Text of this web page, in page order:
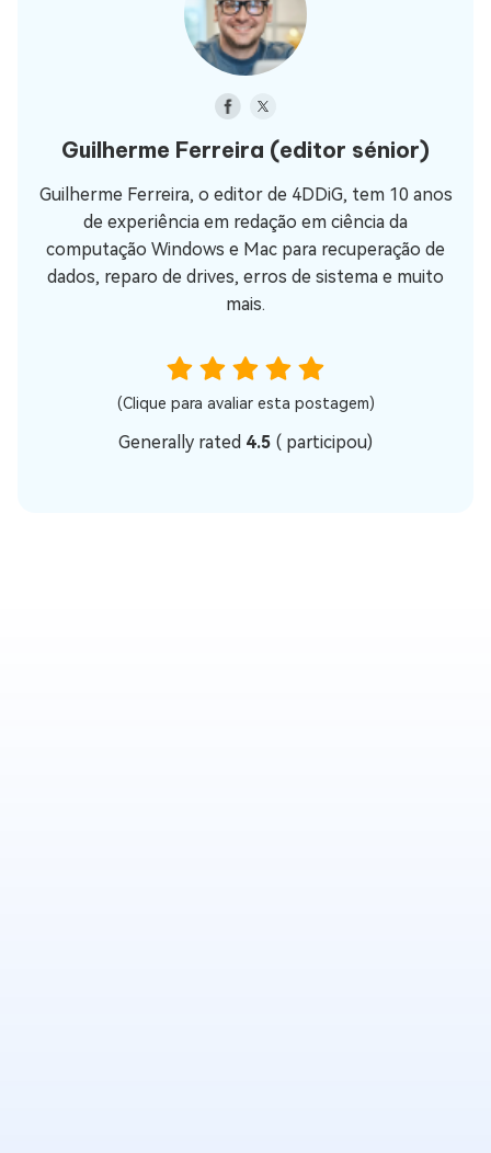
Guilherme Ferreira (editor sénior)
Guilherme Ferreira, o editor de 4DDiG, tem 10 anos
de experiência em redação em ciência da
computação Windows e Mac para recuperação de
dados, reparo de drives, erros de sistema e muito
mais.
(Clique para avaliar esta postagem)
Generally rated 4.5 ( participou)